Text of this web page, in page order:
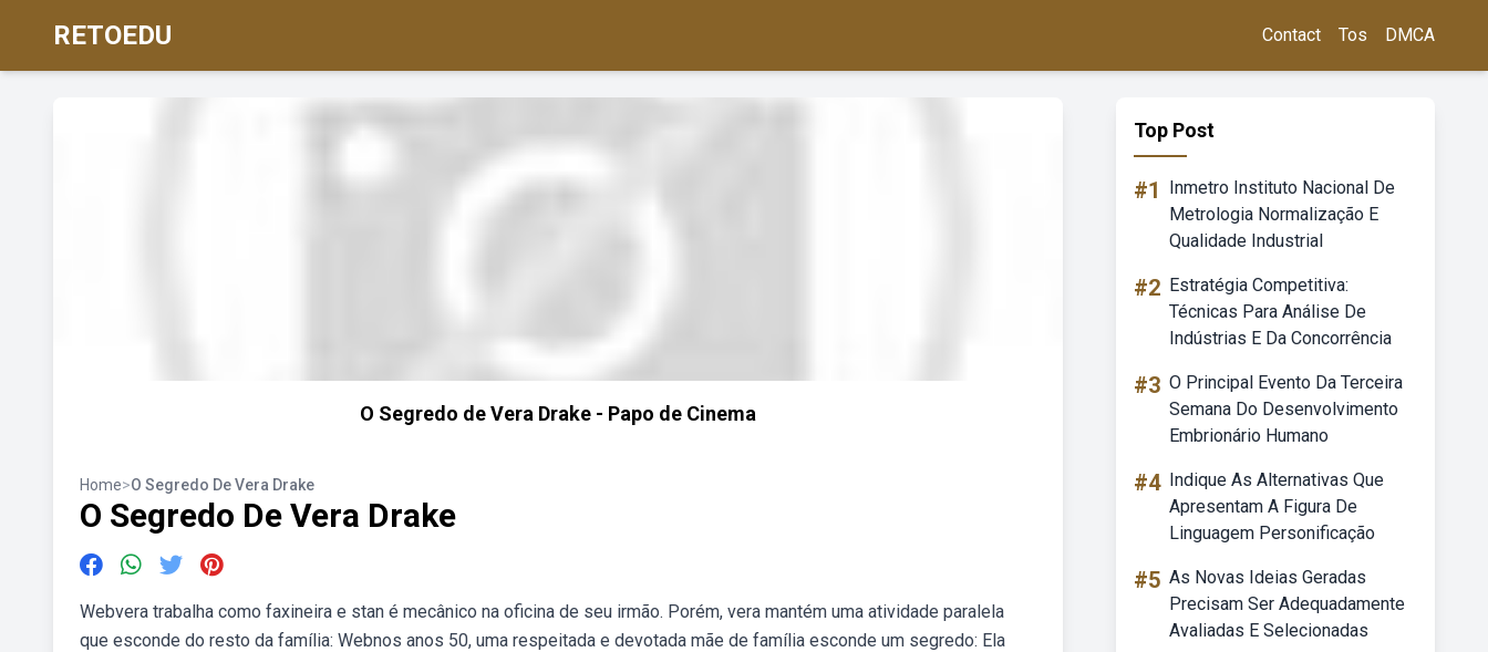
RETOEDU Contact Tos DMCA
O Segredo de Vera Drake - Papo de Cinema
Home>O Segredo De Vera Drake
O Segredo De Vera Drake
Webvera trabalha como faxineira e stan é mecânico na oficina de seu irmão. Porém, vera mantém uma atividade paralela
que esconde do resto da família: Webnos anos 50, uma respeitada e devotada mãe de família esconde um segredo: Ela
Top Post
#1
Inmetro Instituto Nacional De
Metrologia Normalização E
Qualidade Industrial
#2 Estratégia Competitiva:
Técnicas Para Análise De
Indústrias E Da Concorrência
#3 O Principal Evento Da Terceira
Semana Do Desenvolvimento
Embrionário Humano
#4 Indique As Alternativas Que
Apresentam A Figura De
Linguagem Personificação
#5 As Novas Ideias Geradas
Precisam Ser Adequadamente
Avaliadas E Selecionadas